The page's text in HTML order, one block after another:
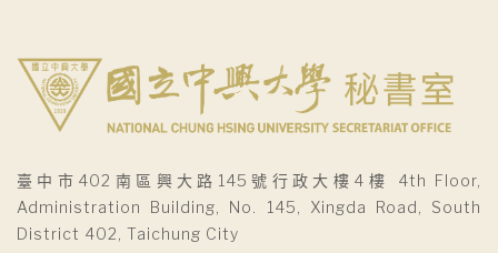
臺中市402南區興大路145號行政大樓4樓 4th Floor,
Administration Building, No. 145, Xingda Road, South
District 402, Taichung City